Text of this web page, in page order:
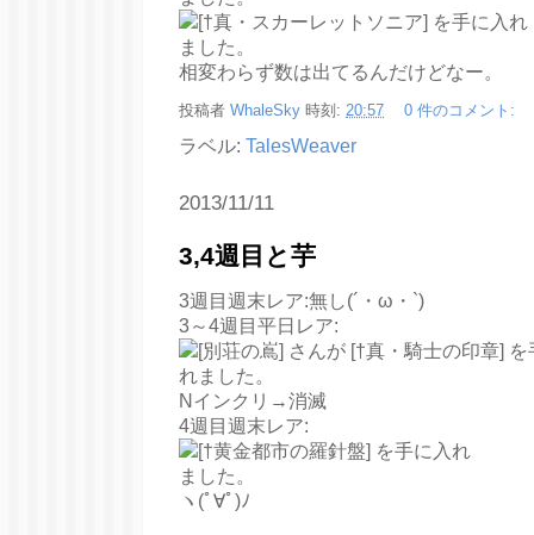
相変わらず数は出てるんだけどなー。
投稿者 WhaleSky 時刻: 20:57 0 件のコメント:
ラベル: TalesWeaver
2013/11/11
3,4週目と芋
3週目週末レア:無し(´・ω・`)
3～4週目平日レア:
Nインクリ→消滅
4週目週末レア:
ヽ(ﾟ∀ﾟ)ﾉ